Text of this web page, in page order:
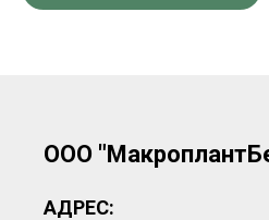
ООО
АДРЕС: